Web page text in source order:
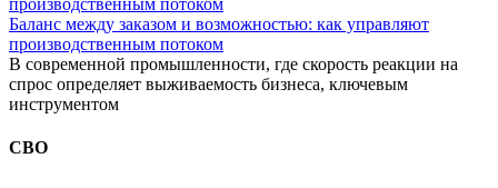
Баланс между заказом и возможностью: как управляют
производственным потоком
В современной промышленности, где скорость реакции на
спрос определяет выживаемость бизнеса, ключевым
инструментом
СВО